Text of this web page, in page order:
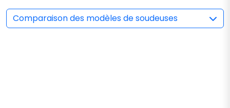
Comparaison des modèles de soudeuses